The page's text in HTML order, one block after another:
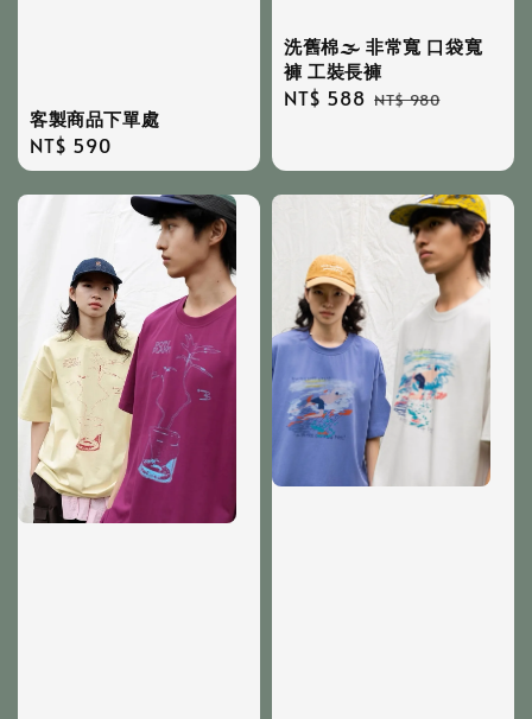
客製商品下單處
Regular
price
NT$ 590
洗舊棉🌫 非常寬 口袋寬
褲 工裝長褲
Sale
NT$ 588 Regular
NT$ 980